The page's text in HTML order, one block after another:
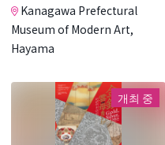
Kanagawa Prefectural
Museum of Modern Art,
Hayama
개최 중